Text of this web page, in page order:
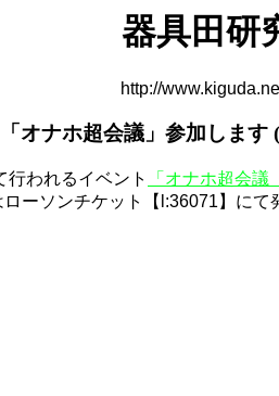
器具田研
http://
「オナホ超会議」参加しま
われるイベント 「オナホ超会
ーソンチケット【l:36071】にて